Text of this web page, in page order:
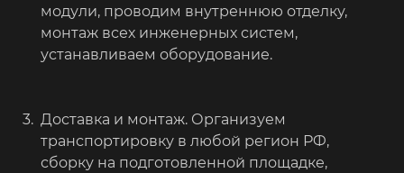
модули, проводим внутреннюю отделку,
монтаж всех инженерных систем,
устанавливаем оборудование.
Доставка и монтаж. Организуем
транспортировку в любой регион РФ,
сборку на подготовленной площадке,